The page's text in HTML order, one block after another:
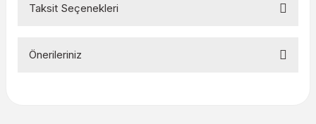
Taksit Seçenekleri
Önerileriniz